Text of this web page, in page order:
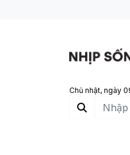
Chủ nhật, ngày